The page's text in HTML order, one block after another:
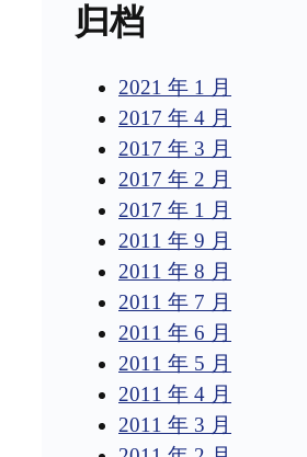
归档
2021 年 1 月
2017 年 4 月
2017 年 3 月
2017 年 2 月
2017 年 1 月
2011 年 9 月
2011 年 8 月
2011 年 7 月
2011 年 6 月
2011 年 5 月
2011 年 4 月
2011 年 3 月